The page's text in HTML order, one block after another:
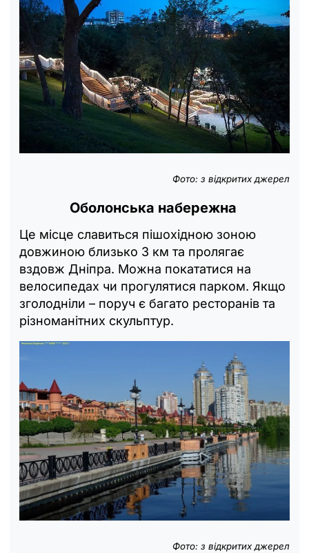
Фото: з відкритих джерел
Оболонська набережна
Це місце славиться пішохідною зоною
довжиною близько 3 км та пролягає
вздовж Дніпра. Можна покататися на
велосипедах чи прогулятися парком. Якщо
зголодніли – поруч є багато ресторанів та
різноманітних скульптур.
Фото: з відкритих джерел